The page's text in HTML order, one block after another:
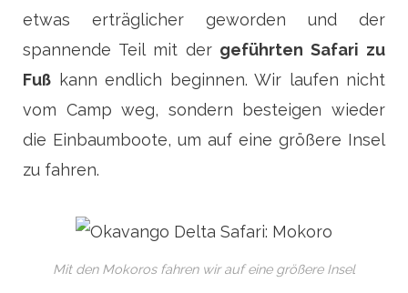
etwas erträglicher geworden und der
spannende Teil mit der geführten Safari zu
Fuß kann endlich beginnen. Wir laufen nicht
vom Camp weg, sondern besteigen wieder
die Einbaumboote, um auf eine größere Insel
zu fahren.
Mit den Mokoros fahren wir auf eine größere Insel